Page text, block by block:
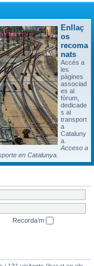
Enllaç
os
recoma
nats
Accés a
les
pàgines
associad
es al
fòrum,
dedicade
s al
transport
a
Cataluny
a.
Acceso a
en Catalunya.
Recorda’m